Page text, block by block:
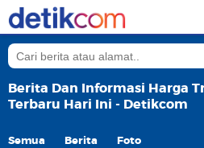
Berita Dan Informasi Harga
Terbaru Hari Ini - Detikcom
Semua Berita Foto